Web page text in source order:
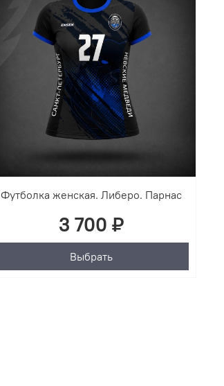
Футболка женская. Либеро. Парнас
3 700 ₽
Выбрать